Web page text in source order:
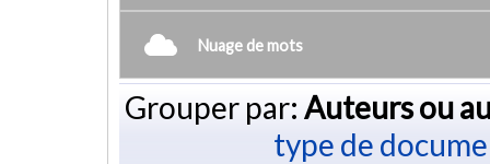
Nuage de mots
Grouper par: Auteurs ou
type de